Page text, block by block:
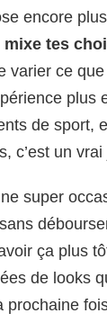
encore
mixe tes
varier ce
plus
de sport,
c’est un
super
ça plus
de looks
prochaine